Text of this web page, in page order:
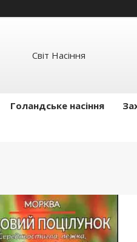
Світ Насіння
Голандське насіння